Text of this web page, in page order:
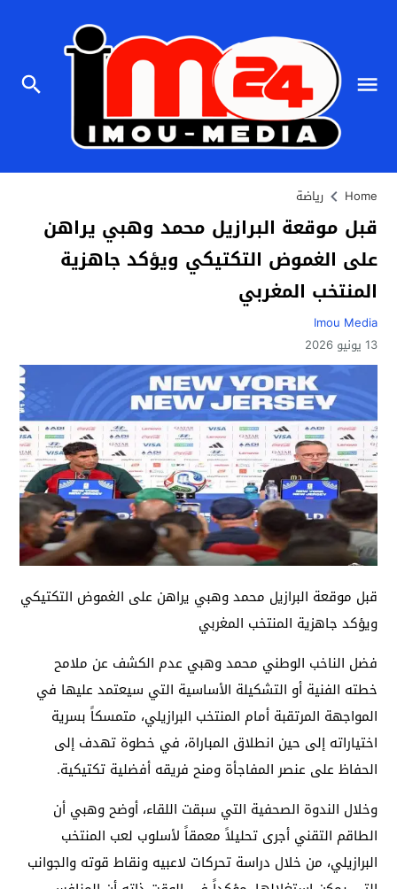
Home رياضة
قبل موقعة البرازيل محمد وهبي يراهن
على الغموض التكتيكي ويؤكد جاهزية
المنتخب المغربي
Imou Media
13 يونيو 2026
قبل موقعة البرازيل محمد وهبي يراهن على الغموض التكتيكي
ويؤكد جاهزية المنتخب المغربي
فضل الناخب الوطني محمد وهبي عدم الكشف عن ملامح
خطته الفنية أو التشكيلة الأساسية التي سيعتمد عليها في
المواجهة المرتقبة أمام المنتخب البرازيلي، متمسكاً بسرية
اختياراته إلى حين انطلاق المباراة، في خطوة تهدف إلى
الحفاظ على عنصر المفاجأة ومنح فريقه أفضلية تكتيكية.
وخلال الندوة الصحفية التي سبقت اللقاء، أوضح وهبي أن
الطاقم التقني أجرى تحليلاً معمقاً لأسلوب لعب المنتخب
البرازيلي، من خلال دراسة تحركات لاعبيه ونقاط قوته والجوانب